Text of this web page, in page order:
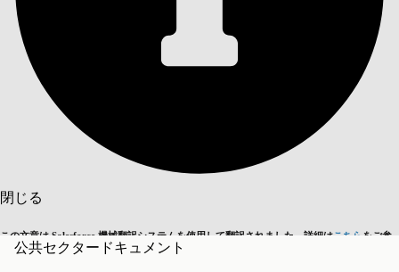
閉じる
この文章は Salesforce 機械翻訳システムを使用して翻訳されました。詳細はこちら をご参
照ください。
英語に切り替える 今はしません
公共セクタードキュメント